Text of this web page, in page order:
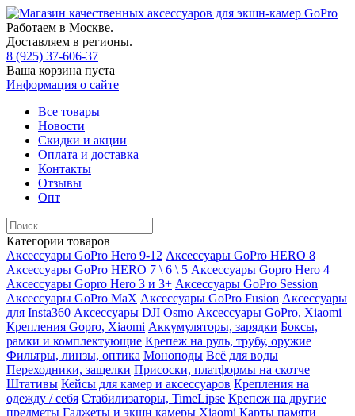
Работаем в Москве.
Доставляем в регионы.
8 (925) 37-606-37
Ваша корзина пуста
Информация о сайте
Все товары
Новости
Скидки и акции
Оплата и доставка
Контакты
Отзывы
Опт
Категории товаров
Аксессуары GoPro Hero 9-12 Аксессуары GoPro HERO 8
Аксессуары GoPro HERO 7 \ 6 \ 5 Аксессуары Gopro Hero 4
Аксессуары Gopro Hero 3 и 3+ Аксессуары GoPro Session
Аксессуары GoPro MaX Аксессуары GoPro Fusion Аксессуары
для Insta360 Аксессуары DJI Osmo Аксессуары GoPro, Xiaomi
Крепления Gopro, Xiaomi Аккумуляторы, зарядки Боксы,
рамки и комплектующие Крепеж на руль, трубу, оружие
Фильтры, линзы, оптика Моноподы Всё для воды
Переходники, защелки Присоски, платформы на скотче
Штативы Кейсы для камер и аксессуаров Крепления на
одежду / себя Cтабилизаторы, TimeLipse Крепеж на другие
предметы Гаджеты и экшн камеры Xiaomi Карты памяти